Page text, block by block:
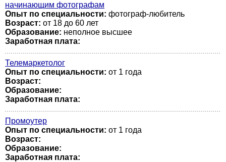
начинающим фотографам
Опыт по специальности: фотограф-любитель
Возраст: от 18 до 60 лет
Образование: неполное высшее
Заработная плата:
Телемаркетолог
Опыт по специальности: от 1 года
Возраст:
Образование:
Заработная плата:
Промоутер
Опыт по специальности: от 1 года
Возраст:
Образование:
Заработная плата: